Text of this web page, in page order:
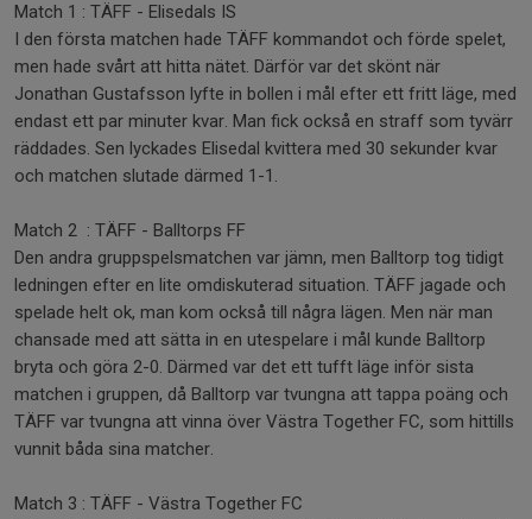
Match 1 : TÄFF - Elisedals IS
I den första matchen hade TÄFF kommandot och förde spelet,
men hade svårt att hitta nätet. Därför var det skönt när
Jonathan Gustafsson lyfte in bollen i mål efter ett fritt läge, med
endast ett par minuter kvar. Man fick också en straff som tyvärr
räddades. Sen lyckades Elisedal kvittera med 30 sekunder kvar
och matchen slutade därmed 1-1.
Match 2 : TÄFF - Balltorps FF
Den andra gruppspelsmatchen var jämn, men Balltorp tog tidigt
ledningen efter en lite omdiskuterad situation. TÄFF jagade och
spelade helt ok, man kom också till några lägen. Men när man
chansade med att sätta in en utespelare i mål kunde Balltorp
bryta och göra 2-0. Därmed var det ett tufft läge inför sista
matchen i gruppen, då Balltorp var tvungna att tappa poäng och
TÄFF var tvungna att vinna över Västra Together FC, som hittills
vunnit båda sina matcher.
Match 3 : TÄFF - Västra Together FC